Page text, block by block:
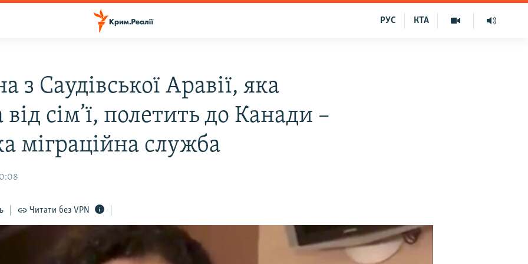
КТА
РУС
з Саудівської Аравії, яка
від сім’ї, полетить до Канади –
міграційна служба
Читати без VPN